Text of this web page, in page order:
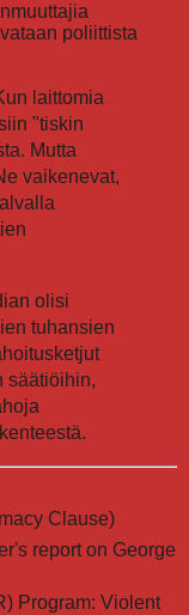
poliittista
laittomia
"tiskin
Mutta
vaikenevat,
olisi
tuhansien
säätiöihin,
Clause)
report on George
Program: Violent